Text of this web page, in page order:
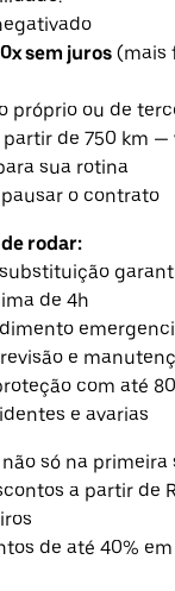
sem juros (mais
próprio ou de
partir de 750 km —
sua rotina
o contrato
rodar:
de 4h
revisão e
com até
e avarias
só na primeira
a partir de
de até 40%